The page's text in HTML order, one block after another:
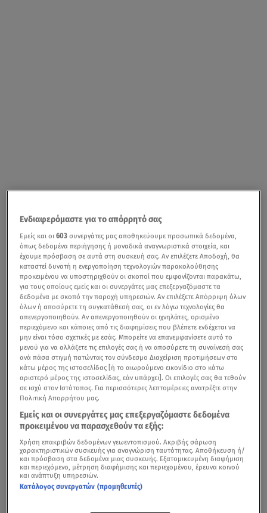
Ενδιαφερόμαστε για το απόρρητό σας
Εμείς και οι603 συνεργάτες μας αποθηκεύουμε προσωπικά δεδομένα,
όπως δεδομένα περιήγησης ή μοναδικά αναγνωριστικά στοιχεία, και
έχουμε πρόσβαση σε αυτά στη συσκευή σας. Αν επιλέξετε Αποδοχή, θα
καταστεί δυνατή η ενεργοποίηση τεχνολογιών παρακολούθησης
προκειμένου να υποστηριχθούν οι σκοποί που εμφανίζονται παρακάτω,
για τους οποίους εμείς και οι συνεργάτες μας επεξεργαζόμαστε τα
δεδομένα με σκοπό την παροχή υπηρεσιών. Αν επιλέξετε Απόρριψη όλων
όλων ή αποσύρετε τη συγκατάθεσή σας, οι εν λόγω τεχνολογίες θα
απενεργοποιηθούν. Αν απενεργοποιηθούν οι ιχνηλάτες, ορισμένο
περιεχόμενο και κάποιες από τις διαφημίσεις που βλέπετε ενδέχεται να
μην είναι τόσο σχετικές με εσάς. Μπορείτε να επανεμφανίσετε αυτό το
μενού για να αλλάξετε τις επιλογές σας ή να αποσύρετε τη συναίνεσή σας
ανά πάσα στιγμή πατώντας τον σύνδεσμο Διαχείριση προτιμήσεων στο
κάτω μέρος της ιστοσελίδας [ή το αιωρούμενο εικονίδιο στο κάτω
αριστερό μέρος της ιστοσελίδας, εάν υπάρχει]. Οι επιλογές σας θα τεθούν
σε ισχύ στον Ιστότοπος. Για περισσότερες λεπτομέρειες ανατρέξτε στην
Πολιτική Απορρήτου μας.
Εμείς και οι συνεργάτες μας επεξεργαζόμαστε δεδομένα
προκειμένου να παρασχεθούν τα εξής:
Χρήση επακριβών δεδομένων γεωεντοπισμού. Ακριβής σάρωση
χαρακτηριστικών συσκευής για αναγνώριση ταυτότητας. Αποθήκευση ή/
και πρόσβαση στα δεδομένα μιας συσκευής. Εξατομικευμένη διαφήμιση
και περιεχόμενο, μέτρηση διαφήμισης και περιεχομένου, έρευνα κοινού
και ανάπτυξη υπηρεσιών.
Κατάλογος συνεργατών (προμηθευτές)